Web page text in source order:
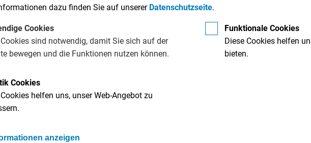
70 Prozent der Energie, die im Haushalt benötigt
(unten) versorgt das Gebäude sowohl mit Strom
verbauen“, lacht Melzer.
nach Objekt – manchmal
„Tiger“ ist aber längst
auch Behälter,
im Heizungsbau, der
tätig. Das patentierte
so weit war, mussten
zurücklegen. Von der
dazu finden Sie auf unserer Datenschutzseite.
Cookies
Cookies sind notwendig, damit Sie sich auf der
bewegen und die Funktionen nutzen können.
Funktionale Cookies
Diese Cookies helfen
bieten.
Cookies
helfen uns, unser Web-Angebot zu
anzeigen